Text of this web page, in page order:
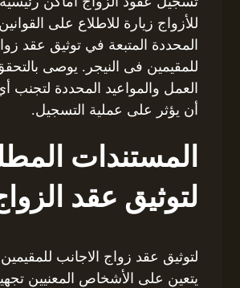
للأزواج زيارة للاطلاع على
المحددة المتبعة في توثيق عقد
للمقيمين فى النيجر. يوصى
العمل والمواعيد المحددة لتجنب
أن يؤثر على عملية التسجيل.
المستندات
لتوثيق عقد
لتوثيق عقد زواج الاجانب
يتعين على الأشخاص المعنيين